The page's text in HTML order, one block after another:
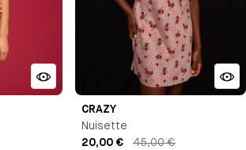
CRAZY
Nuisette
20,00 €
45,00 €